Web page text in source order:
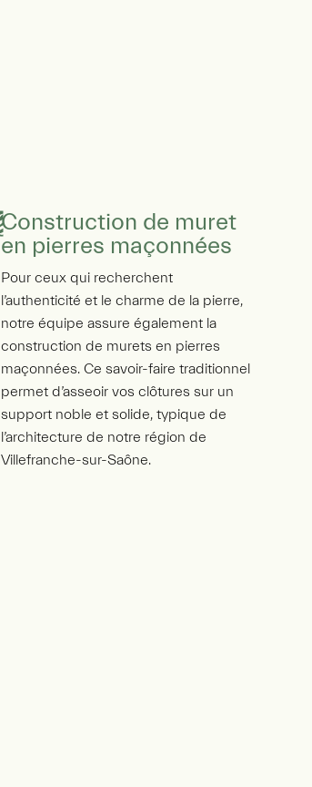
Construction de muret
en pierres maçonnées
Pour ceux qui recherchent
l’authenticité et le charme de la pierre,
notre équipe assure également la
construction de murets en pierres
maçonnées. Ce savoir-faire traditionnel
permet d’asseoir vos clôtures sur un
support noble et solide, typique de
l’architecture de notre région de
Villefranche-sur-Saône.